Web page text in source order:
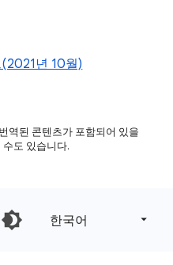
년 10월)
역된 콘텐츠가 포함되어 있을
도 있습니다.
한국어‎